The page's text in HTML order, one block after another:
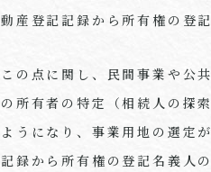
動産登記記録から所有権の登
この点に関し、民間事業や公
の所有者の特定（相続人の探
ようになり、事業用地の選定
記録から所有権の登記名義人